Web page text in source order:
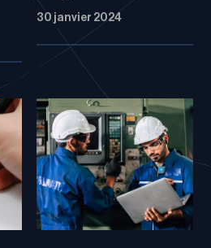
30 janvier 2024